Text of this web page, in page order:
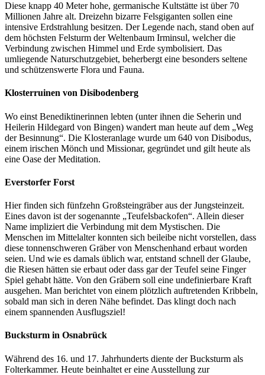
Diese knapp 40 Meter hohe, germanische Kultstätte ist über 70
Millionen Jahre alt. Dreizehn bizarre Felsgiganten sollen eine
intensive Erdstrahlung besitzen. Der Legende nach, stand oben auf
dem höchsten Felsturm der Weltenbaum Irminsul, welcher die
Verbindung zwischen Himmel und Erde symbolisiert. Das
umliegende Naturschutzgebiet, beherbergt eine besonders seltene
und schützenswerte Flora und Fauna.
Klosterruinen von Disibodenberg
Wo einst Benediktinerinnen lebten (unter ihnen die Seherin und
Heilerin Hildegard von Bingen) wandert man heute auf dem „Weg
der Besinnung“. Die Klosteranlage wurde um 640 von Disibodus,
einem irischen Mönch und Missionar, gegründet und gilt heute als
eine Oase der Meditation.
Everstorfer Forst
Hier finden sich fünfzehn Großsteingräber aus der Jungsteinzeit.
Eines davon ist der sogenannte „Teufelsbackofen“. Allein dieser
Name impliziert die Verbindung mit dem Mystischen. Die
Menschen im Mittelalter konnten sich beileibe nicht vorstellen, dass
diese tonnenschweren Gräber von Menschenhand erbaut worden
seien. Und wie es damals üblich war, entstand schnell der Glaube,
die Riesen hätten sie erbaut oder dass gar der Teufel seine Finger
Spiel gehabt hätte. Von den Gräbern soll eine undefinierbare Kraft
ausgehen. Man berichtet von einem plötzlich auftretenden Kribbeln,
sobald man sich in deren Nähe befindet. Das klingt doch nach
einem spannenden Ausflugsziel!
Bucksturm in Osnabrück
Während des 16. und 17. Jahrhunderts diente der Bucksturm als
Folterkammer. Heute beinhaltet er eine Ausstellung zur